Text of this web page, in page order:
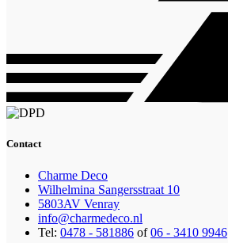
Contact
Charme Deco
Wilhelmina Sangersstraat 10
5803AV Venray
info@charmedeco.nl
Tel: 0478 - 581886 of06 - 3410 9946